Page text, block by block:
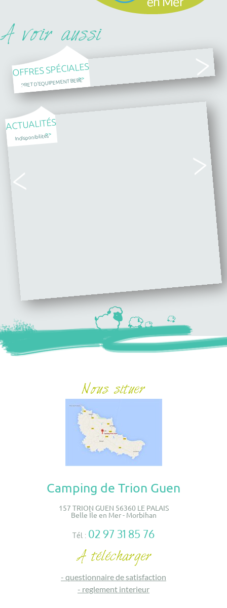
OFFRES SPÉCIALES
PRET D'EQUIPEMENT BEBE
>>
ACTUALITÉS
Indisponibilités>>
Camping de Trion Guen
157 TRION GUEN 56360 LE PALAIS
Belle Île en Mer - Morbihan
Tél : 02 97 31 85 76
- questionnaire de satisfaction
- reglement interieur